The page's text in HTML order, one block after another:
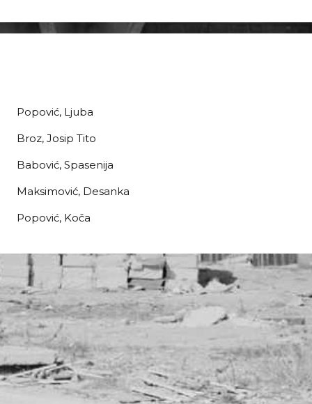
Popović, Ljuba
Broz, Josip Tito
Babović, Spasenija
Maksimović, Desanka
Popović, Koča